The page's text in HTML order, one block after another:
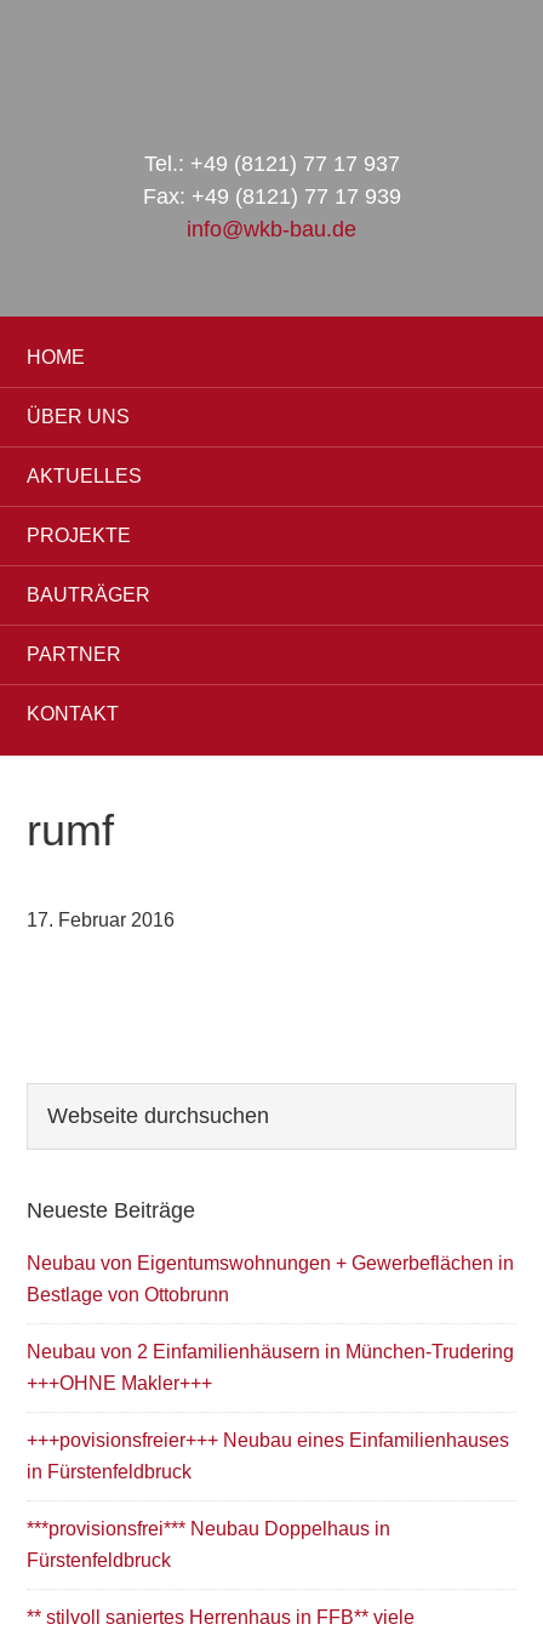
Tel.: +49 (8121) 77 17 937
Fax: +49 (8121) 77 17 939
info@wkb-bau.de
HOME
ÜBER UNS
AKTUELLES
PROJEKTE
BAUTRÄGER
PARTNER
KONTAKT
rumf
17. Februar 2016
Seitenspalte
durchsuchen
Neueste Beiträge
Neubau von Eigentumswohnungen + Gewerbeflächen in
Bestlage von Ottobrunn
Neubau von 2 Einfamilienhäusern in München-Trudering
+++OHNE Makler+++
+++povisionsfreier+++ Neubau eines Einfamilienhauses
in Fürstenfeldbruck
***provisionsfrei*** Neubau Doppelhaus in
Fürstenfeldbruck
** stilvoll saniertes Herrenhaus in FFB** viele